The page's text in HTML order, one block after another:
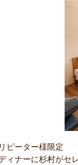
リピーター様限定
ィナーに杉村がセ